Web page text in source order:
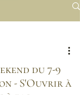
du 7-9
- S'Ouvrir à